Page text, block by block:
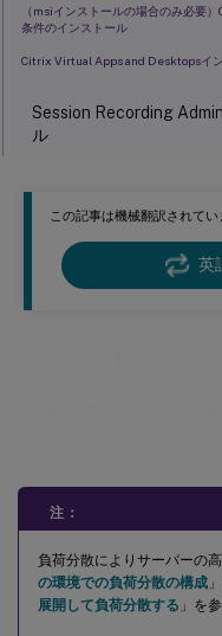
この記事は機械翻訳されてい
英
注：
負荷分散によりサーバーの
の環境での負荷分散の構成
展開して負荷分散する 」を
（msiインストールの場合のみ必要
条件のインストール
Citrix Virtual Apps and Desktopsイ
Session Recording
ル
Session Recording
メッセージ キュー（MSMQ）のア
インストールの自動化
要件、準備、および制限
アップグレードの順序
クラウドSQLデータベースサービ
Azure SQL Databaseに